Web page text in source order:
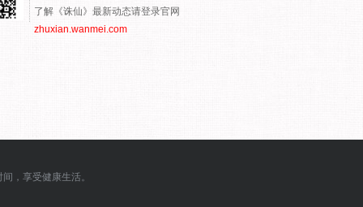
了解《诛仙》最新动态请登录官网
zhuxian.wanmei.com
，享受健康生活。